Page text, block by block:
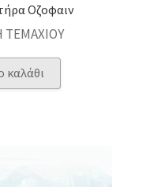
Οζοφαιν
ΤΕΜΑΧΙΟΥ
καλάθι